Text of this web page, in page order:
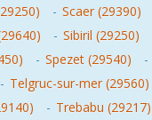
- Scaer (29390)
- Sibiril (29250)
- Spezet (29540) -
- Telgruc-sur-mer (29560)
- Trebabu (29217)